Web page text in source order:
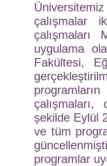
çalışmalar
uygulama
Fakültesi,
şekilde Eylül
ve tüm
programlar